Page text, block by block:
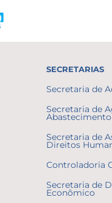
SECRETARIAS
Secretaria de
Secretaria de
Abastecimento
Secretaria de
Direitos
Controladoria
Secretaria de
Econômico